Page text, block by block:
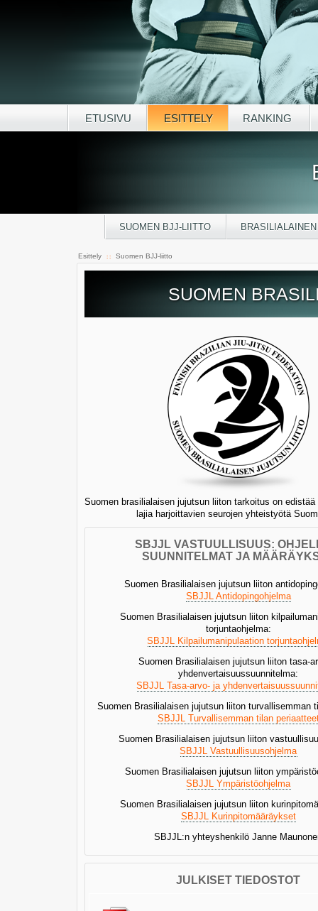
ETUSIVU ESITTELY RANKING
SUOMEN BJJ-LIITTO
Esittely : : Suomen BJJ-liitto
SUOMEN
Suomen brasilialaisen jujutsun liiton tarkoitus on
lajia harjoittavien seurojen yhteistyötä
SBJJL VASTUULLISUUS:
SUUNNITELMAT JA
Suomen Brasilialaisen jujutsun liiton
SBJJL Antidopingohjelma
Suomen Brasilialaisen jujutsun liiton
torjuntaohjelma:
SBJJL Kilpailumanipulaation
Suomen Brasilialaisen jujutsun liiton tasa-
yhdenvertaisuussuunnitelma:
SBJJL Tasa-arvo- ja
Suomen Brasilialaisen jujutsun liiton turvallisemman
SBJJL Turvallisemman tilan
Suomen Brasilialaisen jujutsun liiton
SBJJL Vastuullisuusohjelma
Suomen Brasilialaisen jujutsun liiton
SBJJL Ympäristöohjelma
Suomen Brasilialaisen jujutsun liiton
SBJJL Kurinpitomääräykset
SBJJL:n yhteyshenkilö Janne
JULKISET TIEDOSTOT